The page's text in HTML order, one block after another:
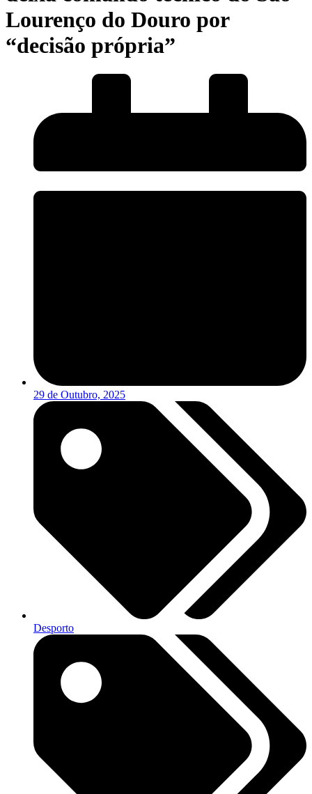
Lourenço do Douro por
“decisão própria”
29 de Outubro, 2025
Desporto